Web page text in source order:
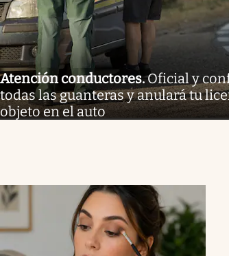
Atención conductores.Oficial y
todas las guanteras y anulará tu
objeto en el auto